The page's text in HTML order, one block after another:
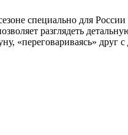
специально для России
разглядеть
«переговариваясь» друг